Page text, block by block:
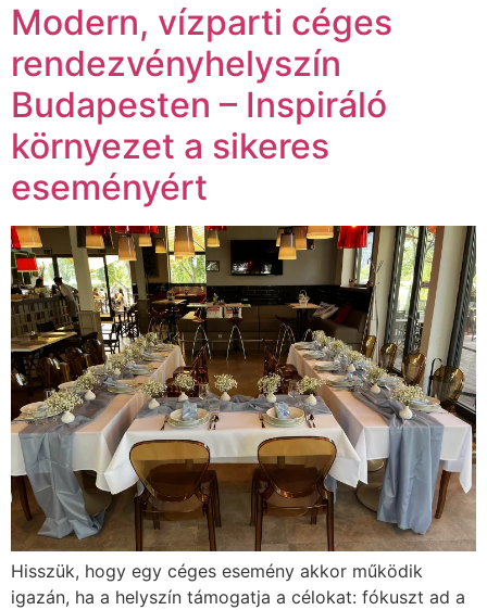
Modern, vízparti céges
rendezvényhelyszín
Budapesten – Inspiráló
környezet a sikeres
eseményért
Hisszük, hogy egy céges esemény akkor működik
igazán, ha a helyszín támogatja a célokat: fókuszt ad a